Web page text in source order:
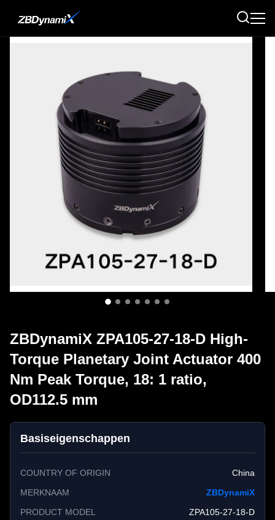
ZBDynamiX ZPA105-27-18-D High-
Torque Planetary Joint Actuator 400
Nm Peak Torque, 18: 1 ratio,
OD112.5 mm
Basiseigenschappen
COUNTRY OF ORIGIN
China
MERKNAAM
ZBDynamiX
PRODUCT MODEL
ZPA105-27-18-D